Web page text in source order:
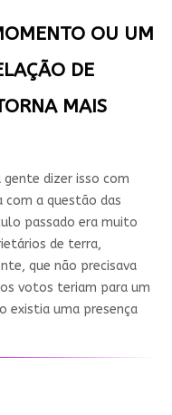
OU UM
DE
MAIS
dizer isso com
com a questão das
passado era muito
de terra,
que não precisava
votos teriam para um
existia uma presença